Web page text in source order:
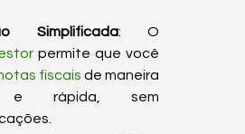
Simplificada
fiscais de maneira
e rápida, sem